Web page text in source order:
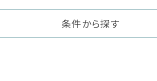
条件から探す